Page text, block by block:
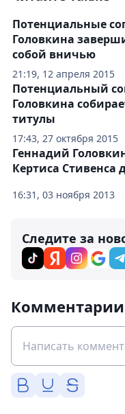
21:19, 12 апреля 2015
Потенциальные
Головкина
собой вничью
17:43, 27 октября 2015
Потенциальный
Головкина
титулы
16:31, 03 ноября 2013
Геннадий
Кертиса Стивенса
Следите за
Комментарии